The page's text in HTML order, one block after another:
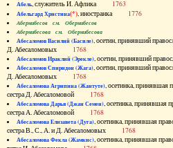
Абель, служитель И. Афлика 1763
Абельгард Христина(*), иностранка 1776
Абернибесов см. Обернибесов
Абернибесова см. Обернибесова
Абесаломов Василий (Басиле), осетин, принявший
Д. Абесаломовых 1768
Абесаломов Ираклий (Эрекле), осетин, принявший
Абесаломов Спиридон (Жага), осетин, принявший
Д. Абесаломовых 1768
Абесаломова Агрипина (Жантуте), осетинка, принявшая
сестра Д. Абесаломовой 1768
Абесаломова Дарья (Джан Семен), осетинка, принявшая
сестра А. Абесаломовой 1768
Абесаломова Елизавета (Дуга), осетинка, принявшая
сестра В., С., А. и Д. Абесаломовых 1768
Абесаломова Фекла (Жамкис), осетинка, принявшая